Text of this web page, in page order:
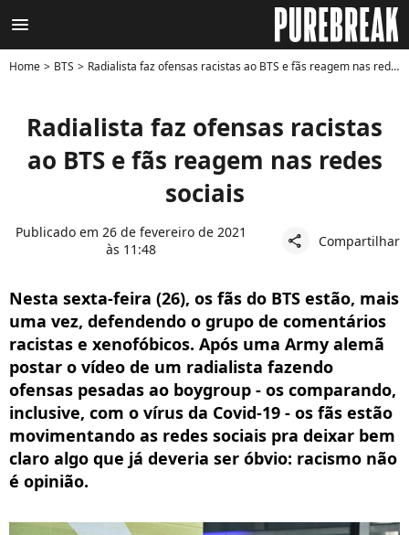
menu
Home BTS Radialista faz ofensas racistas ao BTS e fãs reagem nas redes sociais
Radialista faz ofensas racistas
ao BTS e fãs reagem nas redes
sociais
Publicado em 26 de fevereiro de 2021
às 11:48
share Compartilhar
Nesta sexta-feira (26), os fãs do BTS estão, mais
uma vez, defendendo o grupo de comentários
racistas e xenofóbicos. Após uma Army alemã
postar o vídeo de um radialista fazendo
ofensas pesadas ao boygroup - os comparando,
inclusive, com o vírus da Covid-19 - os fãs estão
movimentando as redes sociais pra deixar bem
claro algo que já deveria ser óbvio: racismo não
é opinião.